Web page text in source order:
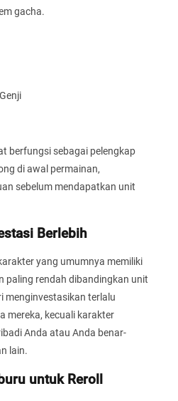
gacha.
berfungsi sebagai pelengkap
di awal permainan,
sebelum mendapatkan unit
Berlebih
yang umumnya memiliki
paling rendah dibandingkan unit
menginvestasikan terlalu
mereka, kecuali karakter
Anda atau Anda benar-
lain.
untuk Reroll